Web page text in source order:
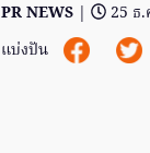
PR NEWS |
25 ธ
แบ่งปัน